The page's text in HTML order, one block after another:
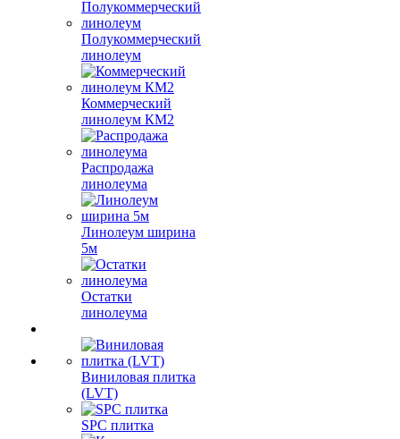
Полукоммерческий
линолеум
Коммерческий
линолеум КМ2
Распродажа
линолеума
Линолеум ширина
5м
Остатки
линолеума
Виниловая плитка
(LVT)
SPC плитка